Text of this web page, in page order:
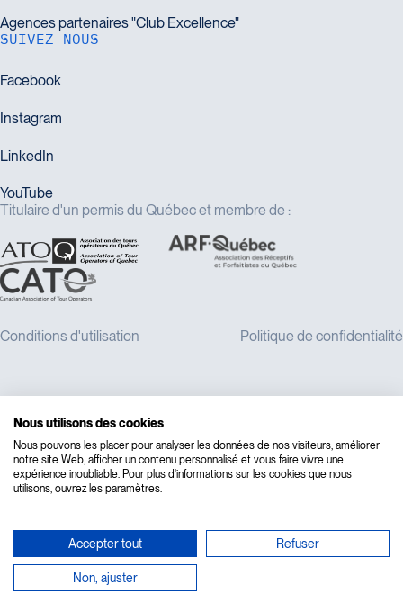
SUIVEZ-NOUS
Titulaire d'un permis du Québec et membre de :
Nous utilisons des cookies
Nous pouvons les placer pour analyser les données de nos visiteurs, améliorer
notre site Web, afficher un contenu personnalisé et vous faire vivre une
expérience inoubliable. Pour plus d'informations sur les cookies que nous
utilisons, ouvrez les paramètres.
Accepter tout Refuser
Non, ajuster